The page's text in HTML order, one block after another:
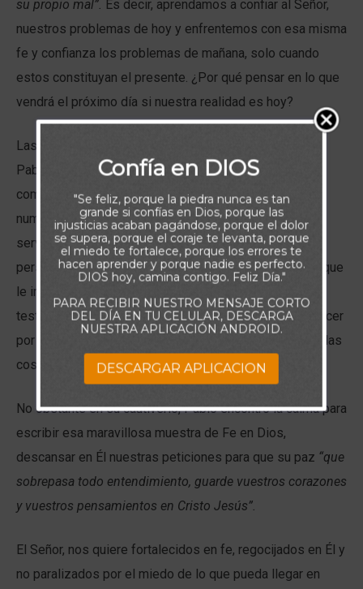
su propio mal”. Es decir, aprendamos a confiar al Señor,
nuestros problemas de hoy y enfrentemos con esa misma
fe y confianza los problemas de mañana, solo cuando
estos constituyan el presente. ¿Por qué pensar en lo que
vendrá el próximo día si nuestra realidad es hoy?
Las escrituras de hoy son un reflejo de que el apóstol
Pablo comprendió con gran convicción esta verdad. Él
como ciervo de Cristo pudo haberse rendido ante las
numerosas preocupaciones que rodeaban su vida al
servicio del Señor: miedo de perder su vida al ser
perseguido por su fe, preocupaciones sobre su salud que
le impidieran emprender los largos viajes para dar
testimonio del obrar de Cristo en su vida o dejarse vencer
por la ansiedad de estar en prisión y haber perdido de las
cosas más preciadas de la vida: su libertad.
No obstante en su cautiverio, Pablo encontró la calma para
escribir esa maravillosa muestra de Fe en Dios,
descansar en Él nuestras peticiones para que su paz “que
sobrepasa todo entendimiento, guarde vuestros corazones
y vuestros pensamientos en Cristo Jesús”.
El Señor, nos quiere fortalecidos en fe, regocijados en Él y
no paralizados por el miedo de lo que pueda llegar en
Confía en DIOS
"Se feliz, porque la piedra nunca es tan
grande si confías en Dios, porque las
injusticias acaban pagándose, porque el dolor
se supera, porque el coraje te levanta, porque
el miedo te fortalece, porque los errores te
hacen aprender y porque nadie es perfecto.
DIOS hoy, camina contigo. Feliz Día."
PARA RECIBIR NUESTRO MENSAJE CORTO
DEL DÍA EN TU CELULAR, DESCARGA
NUESTRA APLICACIÓN ANDROID.
DESCARGAR APLICACION